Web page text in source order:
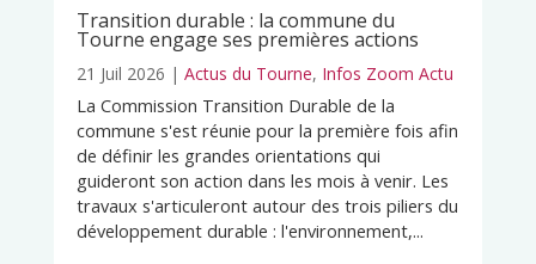
Transition durable : la commune du
Tourne engage ses premières actions
21 Juil 2026 | Actus du Tourne, Infos Zoom Actu
La Commission Transition Durable de la
commune s'est réunie pour la première fois afin
de définir les grandes orientations qui
guideront son action dans les mois à venir. Les
travaux s'articuleront autour des trois piliers du
développement durable : l'environnement,...